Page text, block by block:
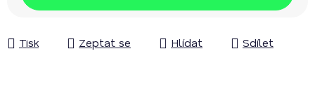
Tisk Zeptat se Hlídat Sdílet